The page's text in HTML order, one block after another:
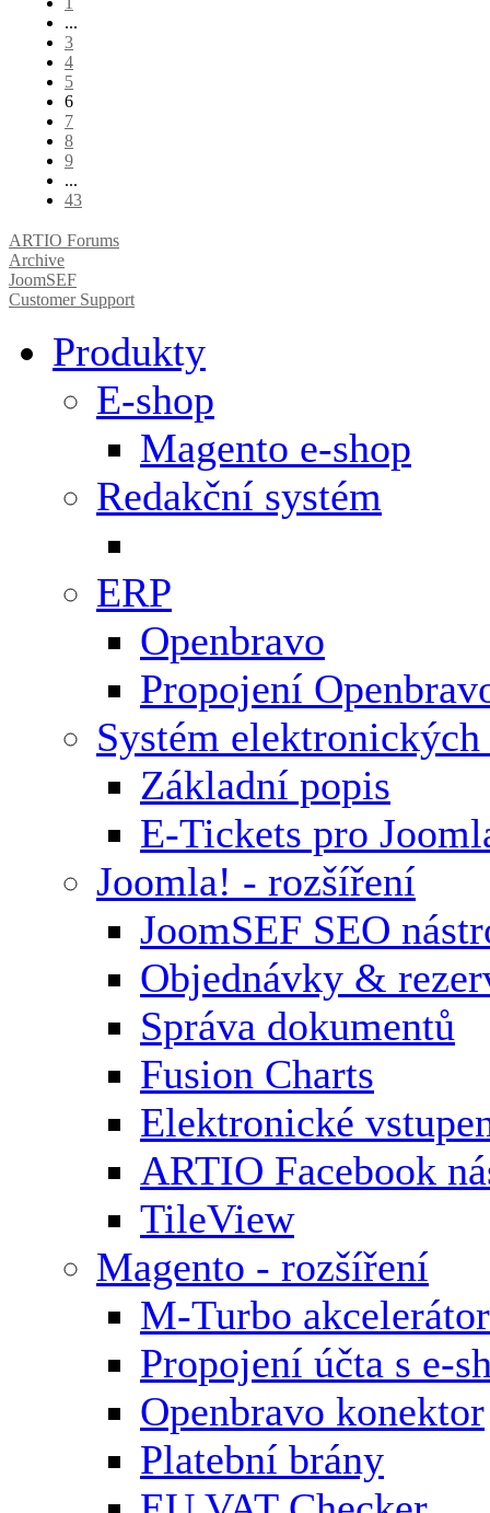
...
3
4
5
6
7
8
9
...
43
ARTIO Forums
Archive
JoomSEF
Customer Support
Produkty
E-shop
Magento e-shop
Redakční systém
ERP
Openbravo
Propojení
Systém elektronických
Základní popis
E-Tickets pro
Joomla! - rozšíření
JoomSEF SEO
Objednávky &
Správa dokumentů
Fusion Charts
Elektronické
ARTIO Facebook
TileView
Magento - rozšíření
M-Turbo akcelerátor
Propojení účta s e-
Openbravo konektor
Platební brány